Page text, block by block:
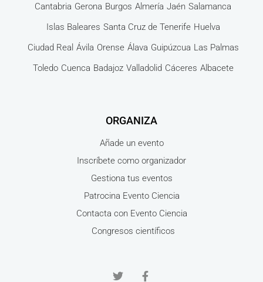
Cantabria Gerona Burgos Almería Jaén Salamanca
Islas Baleares Santa Cruz de Tenerife Huelva
Ciudad Real Ávila Orense Álava Guipúzcua Las Palmas
Toledo Cuenca Badajoz Valladolid Cáceres Albacete
ORGANIZA
Añade un evento
Inscríbete como organizador
Gestiona tus eventos
Patrocina Evento Ciencia
Contacta con Evento Ciencia
Congresos científicos